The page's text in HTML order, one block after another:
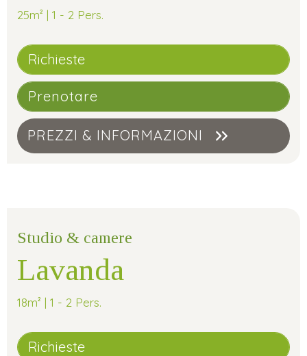
25m² | 1 - 2 Pers.
Richieste
Prenotare
PREZZI & INFORMAZIONI
Studio & camere
Lavanda
18m² | 1 - 2 Pers.
Richieste